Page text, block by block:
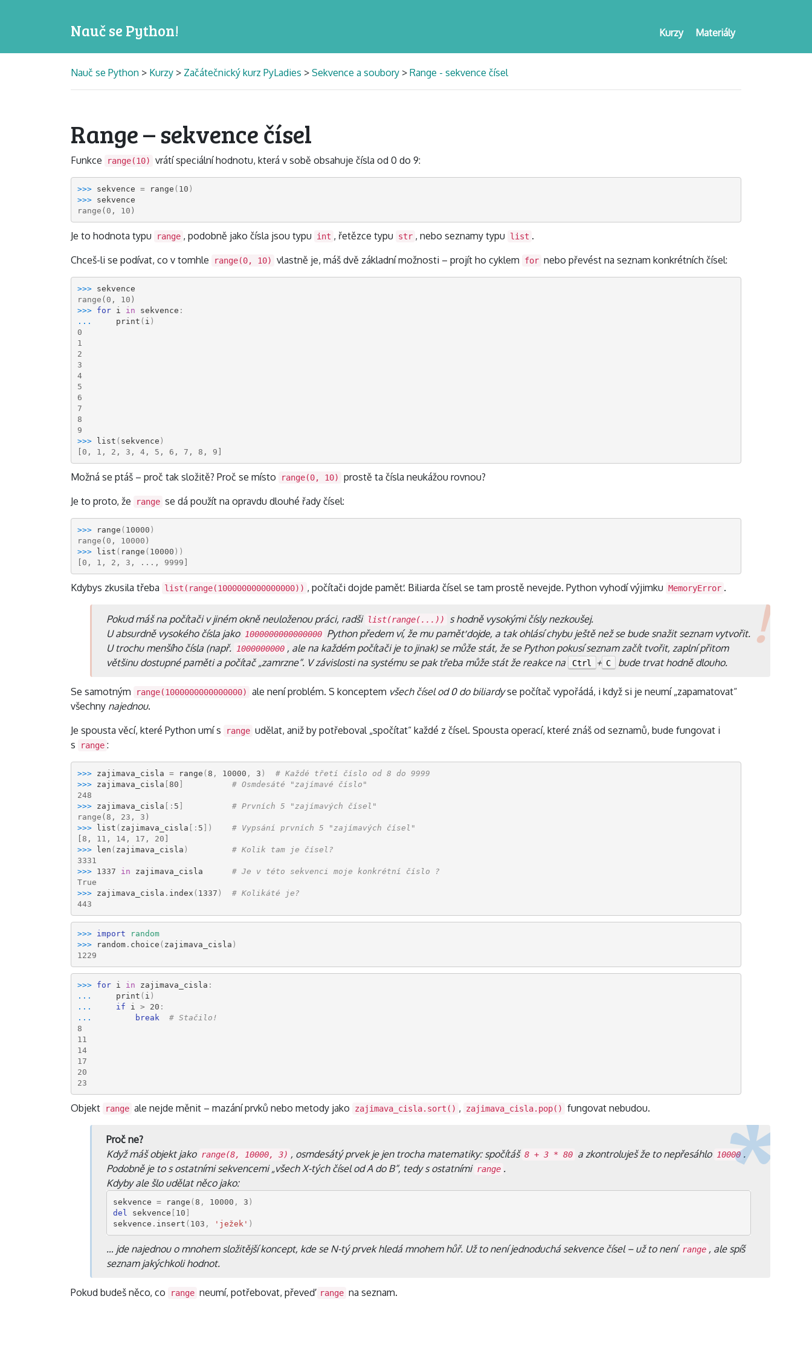
Nauč se Python! Materiály
Kurzy
Nauč se Python > Kurzy > Začátečnický kurz PyLadies > Sekvence a soubory > Range - sekvence čísel
Range – sekvence čísel
Funkce range(10) vrátí speciální hodnotu, která v sobě obsahuje čísla od 0 do 9:
>>> sekvence = range ( 10 )
>>> sekvence
range(0, 10)
Je to hodnota typu range , podobně jako čísla jsou typu int , řetězce typu str , nebo seznamy typu list .
Chceš-li se podívat, co v tomhle
range(0, 10) vlastně je, máš dvě základní možnosti – projít ho cyklem for nebo převést na seznam konkrétních čísel:
>>> sekvence
range(0, 10)
>>> for i in sekvence :
...
print ( i )
0
1
2
3
4
5
6
7
8
9
>>> list ( sekvence )
[0, 1, 2, 3, 4, 5, 6, 7, 8, 9]
Možná se ptáš – proč tak složitě? Proč se místo range(0, 10)
prostě ta čísla neukážou rovnou?
Je to proto, že
range se dá použít na opravdu dlouhé řady čísel:
>>> range ( 10000 )
range(0, 10000)
>>> list ( range ( 10000 ))
[0, 1, 2, 3, ..., 9999]
Kdybys zkusila třeba list(range(1000000000000000)) , počítači dojde paměť. Biliarda čísel se tam prostě nevejde. Python vyhodí výjimku MemoryError .
Pokud máš na počítači v jiném okně neuloženou práci, radši list(range(...))
s hodně vysokými čísly nezkoušej.
U absurdně vysokého čísla jako 1000000000000000 Python předem ví, že mu paměť dojde, a tak ohlásí chybu ještě než se bude snažit seznam vytvořit.
U trochu menšího čísla (např.
1000000000 , ale na každém počítači je to jinak) se může stát, že se Python pokusí seznam začít tvořit, zaplní přitom
většinu dostupné paměti a počítač „zamrzne“. V závislosti na systému se pak třeba může stát že reakce na
Ctrl + C bude trvat hodně dlouho.
Se samotným range(1000000000000000) ale není problém. S konceptem všech čísel od 0 do biliardyse počítač vypořádá, i když si je neumí „zapamatovat“
všechny najednou.
Je spousta věcí, které Python umí s
range udělat, aniž by potřeboval „spočítat“ každé z čísel. Spousta operací, které znáš od seznamů, bude fungovat i
s
range :
>>> zajimava_cisla = range ( 8 , 10000 , 3 )
# Každé třetí číslo od 8 do 9999
>>> zajimava_cisla [ 80 ]
# Osmdesáté "zajímavé číslo"
248
>>> zajimava_cisla [: 5 ]
# Prvních 5 "zajímavých čísel"
range(8, 23, 3)
>>> list ( zajimava_cisla [: 5 ])
# Vypsání prvních 5 "zajímavých čísel"
[8, 11, 14, 17, 20]
>>> len ( zajimava_cisla )
# Kolik tam je čísel?
3331
>>> 1337 in zajimava_cisla
# Je v této sekvenci moje konkrétní číslo ?
True
>>> zajimava_cisla . index ( 1337 )
# Kolikáté je?
443
>>> import
random
>>>
random. choice ( zajimava_cisla )
1229
>>> for i in zajimava_cisla :
...
print ( i )
...
if i > 20 :
...
break
# Stačilo!
8
11
14
17
20
23
Objekt range ale nejde měnit – mazání prvků nebo metody jako zajimava_cisla.sort() , zajimava_cisla.pop() fungovat nebudou.
Proč ne?
Když máš objekt jako range(8, 10000, 3) , osmdesátý prvek je jen trocha matematiky: spočítáš 8 + 3 * 80 a zkontroluješ že to nepřesáhlo 10000 .
Podobně je to s ostatními sekvencemi „všechX-tých čísel odA do B“, tedy s ostatními range .
Kdyby ale šlo udělat něco jako:
sekvence = range ( 8 , 10000 , 3 )
del
sekvence [ 10 ]
sekvence . insert ( 103 , 'ježek' )
… jde najednou o mnohem složitější koncept, kde se N-tý prvek hledá mnohem hůř. Už to není jednoduchá sekvence čísel – už to není range , ale spíš
seznam jakýchkoli hodnot.
Pokud budeš něco, co range neumí, potřebovat, převeď range na seznam.